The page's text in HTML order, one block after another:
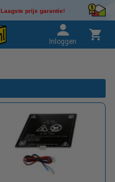
Laagste prijs garantie!
Inloggen